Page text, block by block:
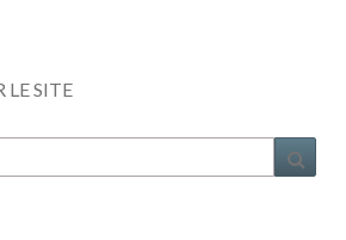
LE SITE